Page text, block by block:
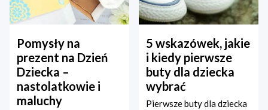
Pomysły na
prezent na Dzień
Dziecka –
nastolatkowie i
maluchy
5 wskazówek, jakie
i kiedy pierwsze
buty dla dziecka
wybrać
Pierwsze buty dla dziecka